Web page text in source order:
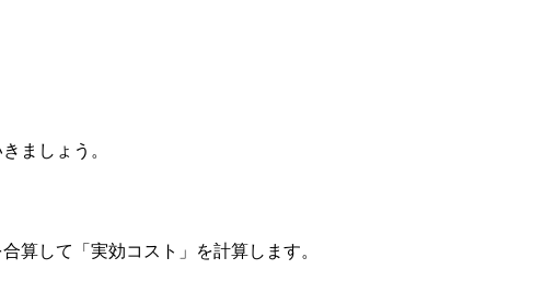
ましょう。
算して「実効コスト」を計算します。